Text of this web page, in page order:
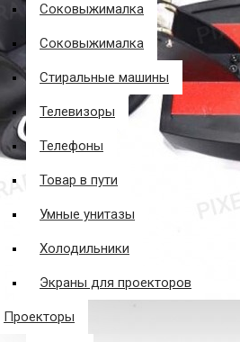
Соковыжималка
Соковыжималка
Стиральные машины
Телевизоры
Телефоны
Товар в пути
Умные унитазы
Холодильники
Экраны для проекторов
Проекторы